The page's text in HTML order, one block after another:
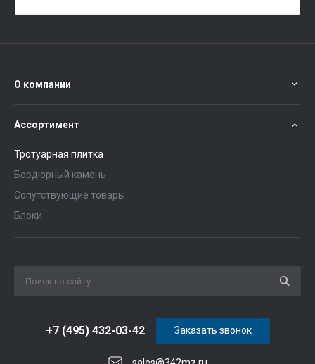
О компании
Ассортимент
Тротуарная плитка
Бордюрный камень
Сопутствующие товары
Блоки
+7 (495) 432-03-42 Заказать звонок